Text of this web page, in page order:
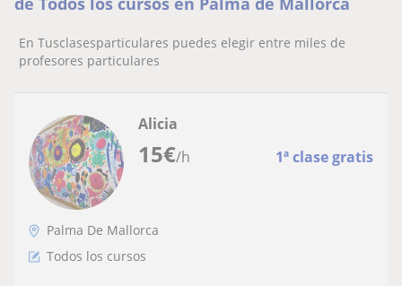
En Tusclasesparticulares puedes elegir entre miles de
profesores particulares
15€/h 1ª clase gratis
Alicia
Palma De Mallorca
Todos los cursos